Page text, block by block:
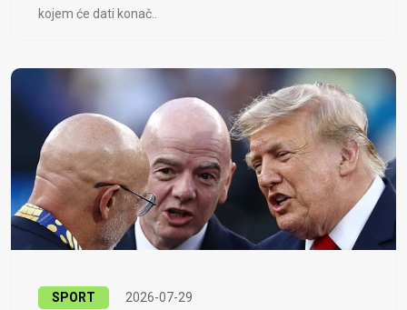
kojem će dati konač..
SPORT 2026-07-29